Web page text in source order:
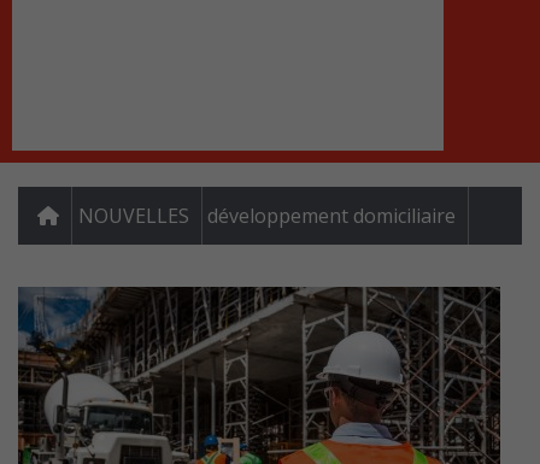
NOUVELLES développement domiciliaire